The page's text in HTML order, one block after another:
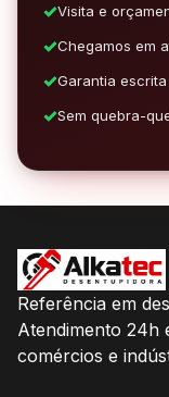
Visita e
Chegamos em
Garantia escrita
Sem quebra-
Referência em
Atendimento 24h
comércios e